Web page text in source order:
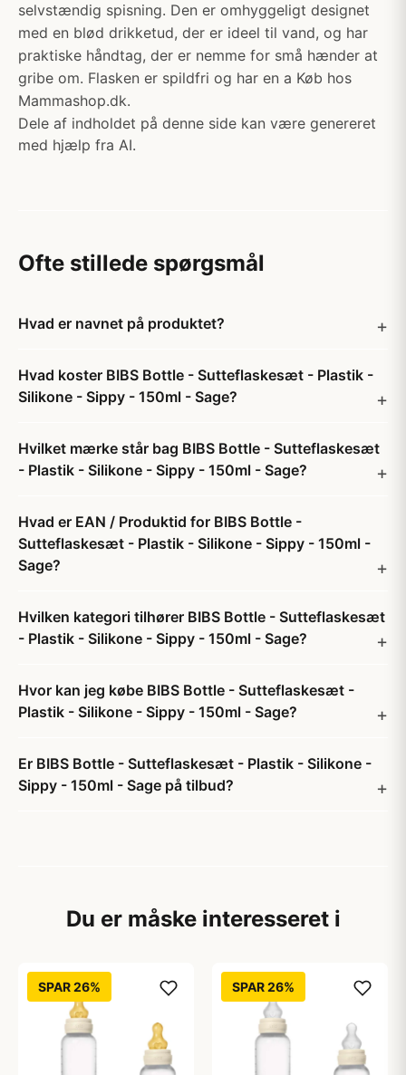
selvstændig spisning. Den er omhyggeligt designet
med en blød drikketud, der er ideel til vand, og har
praktiske håndtag, der er nemme for små hænder at
gribe om. Flasken er spildfri og har en a Køb hos
Mammashop.dk.
Dele af indholdet på denne side kan være genereret
med hjælp fra AI.
Ofte stillede spørgsmål
Hvad er navnet på produktet?
Hvad koster BIBS Bottle - Sutteflaskesæt - Plastik -
Silikone - Sippy - 150ml - Sage?
Hvilket mærke står bag BIBS Bottle - Sutteflaskesæt
- Plastik - Silikone - Sippy - 150ml - Sage?
Hvad er EAN / Produktid for BIBS Bottle -
Sutteflaskesæt - Plastik - Silikone - Sippy - 150ml -
Sage?
Hvilken kategori tilhører BIBS Bottle - Sutteflaskesæt
- Plastik - Silikone - Sippy - 150ml - Sage?
Hvor kan jeg købe BIBS Bottle - Sutteflaskesæt -
Plastik - Silikone - Sippy - 150ml - Sage?
Er BIBS Bottle - Sutteflaskesæt - Plastik - Silikone -
Sippy - 150ml - Sage på tilbud?
Du er måske interesseret i
SPAR 26% SPAR 26%